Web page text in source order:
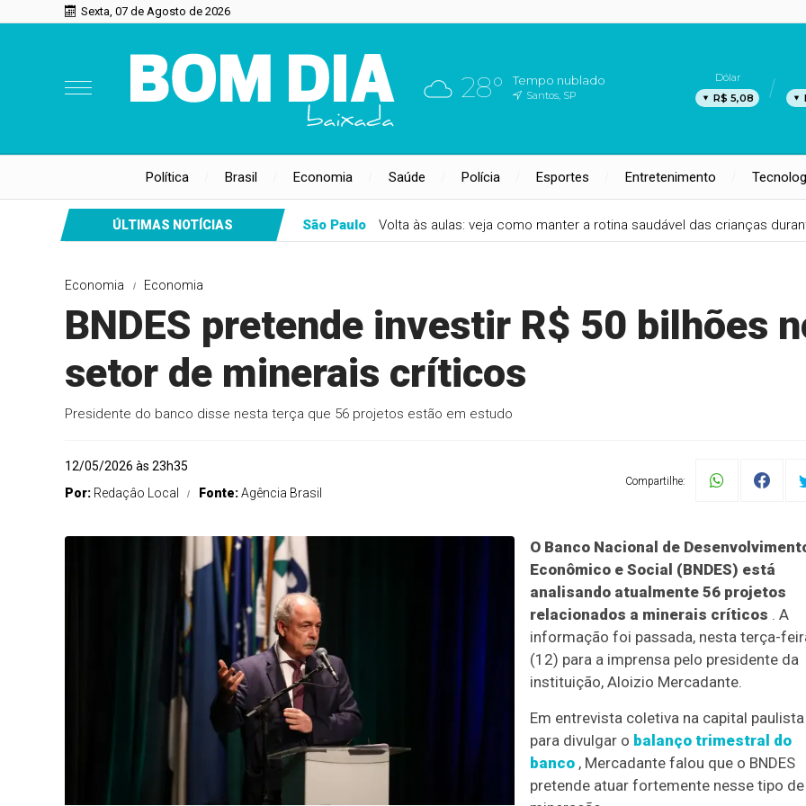
Sexta, 07 de Agosto de 2026
28° Tempo nublado
Santos, SP
Dólar
R$ 5,08
Política Brasil Economia Saúde Polícia Esportes Entretenimento
ÚLTIMAS NOTÍCIAS São Paulo Volta às aulas: veja como manter a rotina saudável das crianças
Economia Economia
BNDES pretende investir R$ 50 bilhões
setor de minerais críticos
Presidente do banco disse nesta terça que 56 projetos estão em estudo
12/05/2026 às 23h35
Por: Redaçâo Local Fonte:Agência Brasil
Compartilhe:
O Banco Nacional de
Econômico e Social (BNDES) está
analisando atualmente 56 projetos
relacionados a minerais críticos . A
informação foi passada, nesta terça-
(12) para a imprensa pelo presidente da
instituição, Aloizio Mercadante.
Em entrevista coletiva na capital paulista
para divulgar o balanço trimestral do
banco , Mercadante falou que o BNDES
pretende atuar fortemente nesse tipo de